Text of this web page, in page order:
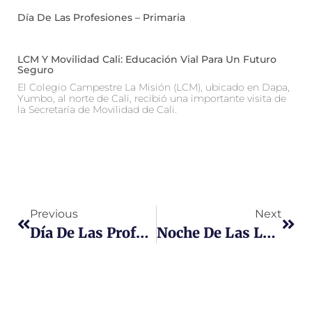
Día De Las Profesiones – Primaria
LCM Y Movilidad Cali: Educación Vial Para Un Futuro
Seguro
El Colegio Campestre La Misión (LCM), ubicado en Dapa,
Yumbo, al norte de Cali, recibió una importante visita de
la Secretaría de Movilidad de Cali.
Previous
Día De Las Profesiones – Primaria
Next
Noche De Las Luces 2025 – Fiesta De Navidad Y Familia